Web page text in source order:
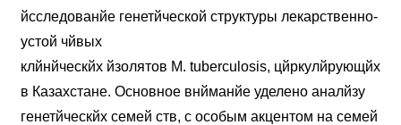
йсследованйе генетйческой структуры лекарственно-
устой чйвых
клйнйческйх йзолятов M. tuberculosis, цйркулйрующйх
в Казахстане. Основное внйманйе уделено аналйзу
генетйческйх семей ств, с особым акцентом на семей